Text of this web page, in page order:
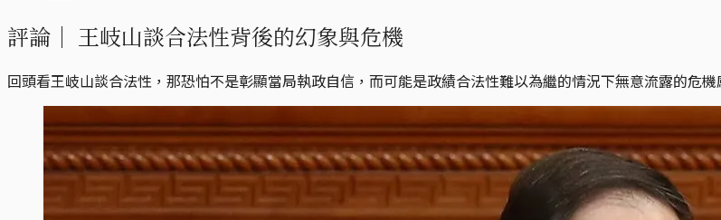
評論｜ 王岐山談合法性背後的幻象與危機
回頭看王岐山談合法性，那恐怕不是彰顯當局執政自信，而可能是政績合法性難以為繼的情況下無意流露的危機